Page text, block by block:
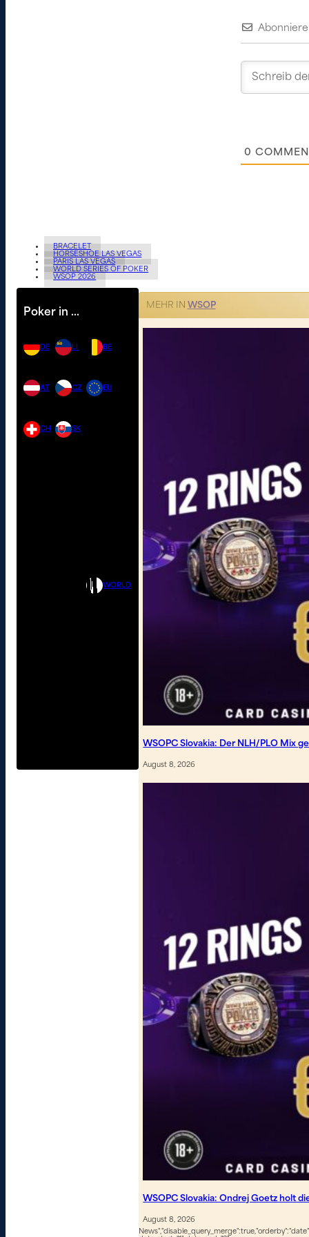
0
BRACELET
HORSESHOE LAS VEGAS
PARIS LAS VEGAS
WORLD SERIES OF POKER
WSOP 2026
Poker in …
DE
AT
CH
LI
CZ
SK
BE
EU
WORLD
MEHR IN WSOP
WSOPC Slovakia: Der NLH/PLO Mix
August 8, 2026
WSOPC Slovakia: Ondrej Goetz holt
August 8, 2026